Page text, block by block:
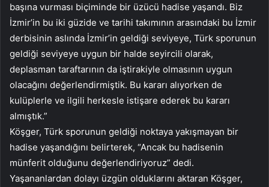
başına vurması biçiminde bir üzücü hadise yaşandı. Biz
İzmir’in bu iki güzide ve tarihi takımının arasındaki bu İzmir
derbisinin aslında İzmir’in geldiği seviyeye, Türk sporunun
geldiği seviyeye uygun bir halde seyircili olarak,
deplasman taraftarının da iştirakiyle olmasının uygun
olacağını değerlendirmiştik. Bu kararı alıyorken de
kulüplerle ve ilgili herkesle istişare ederek bu kararı
almıştık.”
Köşger, Türk sporunun geldiği noktaya yakışmayan bir
hadise yaşandığını belirterek, “Ancak bu hadisenin
münferit olduğunu değerlendiriyoruz” dedi.
Yaşananlardan dolayı üzgün olduklarını aktaran Köşger,